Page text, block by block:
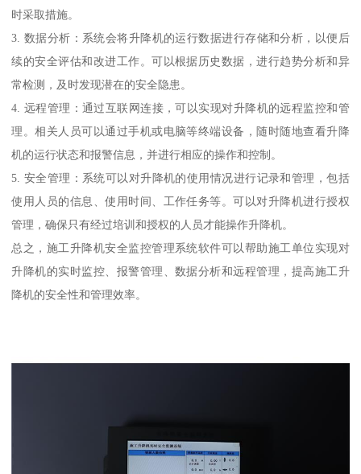
时采取措施。
3. 数据分析：系统会将升降机的运行数据进行存储和分析，以便后
续的安全评估和改进工作。可以根据历史数据，进行趋势分析和异
常检测，及时发现潜在的安全隐患。
4. 远程管理：通过互联网连接，可以实现对升降机的远程监控和管
理。相关人员可以通过手机或电脑等终端设备，随时随地查看升降
机的运行状态和报警信息，并进行相应的操作和控制。
5. 安全管理：系统可以对升降机的使用情况进行记录和管理，包括
使用人员的信息、使用时间、工作任务等。可以对升降机进行授权
管理，确保只有经过培训和授权的人员才能操作升降机。
总之，施工升降机安全监控管理系统软件可以帮助施工单位实现对
升降机的实时监控、报警管理、数据分析和远程管理，提高施工升
降机的安全性和管理效率。